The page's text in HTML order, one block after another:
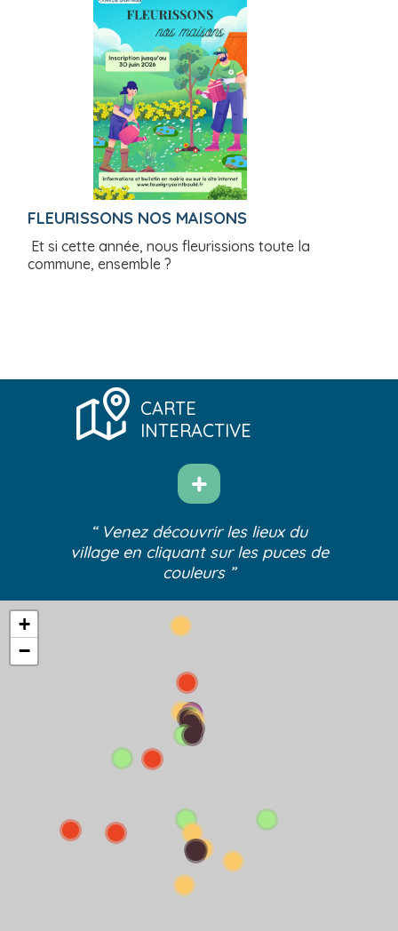
FLEURISSONS NOS MAISONS
Et si cette année, nous fleurissions toute la
commune, ensemble ?
CARTE
INTERACTIVE
“ Venez découvrir les lieux du
village en cliquant sur les puces de
couleurs ”
+
−